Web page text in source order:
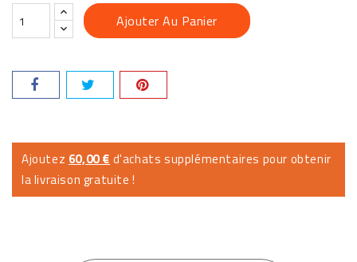
Ajouter Au Panier
Ajoutez 60,00 € d'achats supplémentaires pour obtenir
la livraison gratuite !